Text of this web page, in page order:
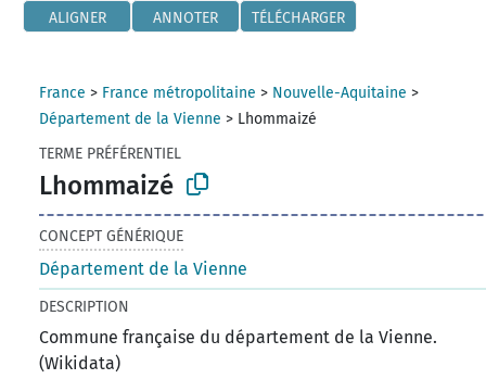
ALIGNER ANNOTER TÉLÉCHARGER
France > France métropolitaine > Nouvelle-Aquitaine >
Département de la Vienne > Lhommaizé
TERME PRÉFÉRENTIEL
Lhommaizé
CONCEPT GÉNÉRIQUE
Département de la Vienne
DESCRIPTION
Commune française du département de la Vienne.
(Wikidata)